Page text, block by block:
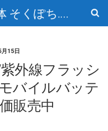
特価情報集合体 そくぽち.com
15日
紫外線フラッシ
バイルバッテ
販売中